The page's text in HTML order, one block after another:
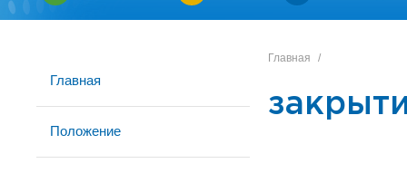
Главная
Положение
Главная /